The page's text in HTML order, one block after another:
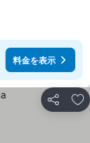
料金を表示
シェア お